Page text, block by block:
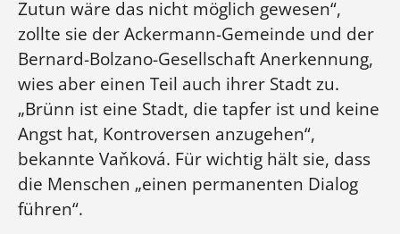
Zutun wäre das nicht möglich gewesen“,
zollte sie der Ackermann-Gemeinde und der
Bernard-Bolzano-Gesellschaft Anerkennung,
wies aber einen Teil auch ihrer Stadt zu.
„Brünn ist eine Stadt, die tapfer ist und keine
Angst hat, Kontroversen anzugehen“,
bekannte Vaňková. Für wichtig hält sie, dass
die Menschen „einen permanenten Dialog
führen“.